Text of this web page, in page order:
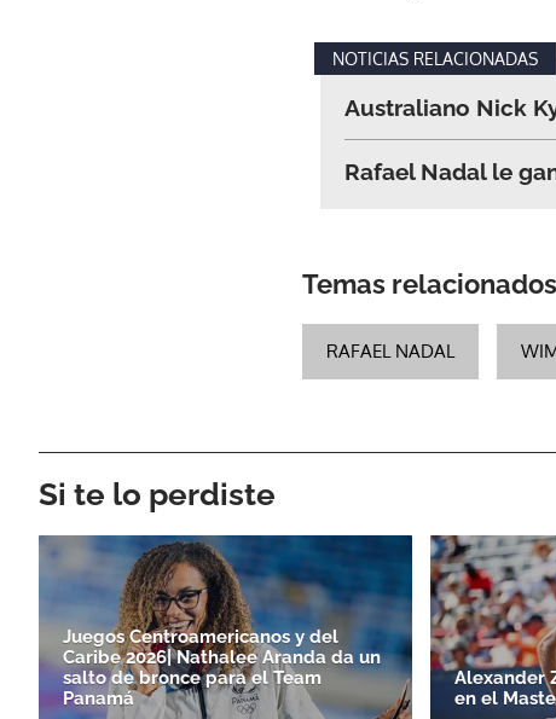
NOTICIAS RELACIONADAS
Australiano Nick
Rafael Nadal le
Temas relacionados
RAFAEL NADAL
Si te lo perdiste
Juegos Centroamericanos y del
Caribe 2026| Nathalee Aranda da un
salto de bronce para el Team
Panamá
Alexander
en el